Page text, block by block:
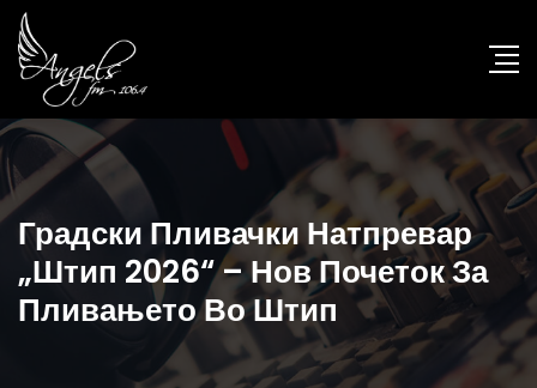
Градски Пливачки Натпревар
„Штип 2026“ – Нов Почеток За
Пливањето Во Штип